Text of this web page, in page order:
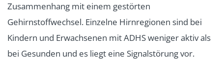
Zusammenhang mit einem gestörten
Gehirnstoffwechsel. Einzelne Hirnregionen sind bei
Kindern und Erwachsenen mit ADHS weniger aktiv als
bei Gesunden und es liegt eine Signalstörung vor.